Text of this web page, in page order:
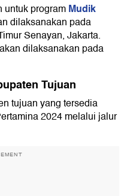
untuk programMudik
dilaksanakan pada
Senayan, Jakarta.
dilaksanakan pada
Tujuan
tujuan yang tersedia
2024 melalui jalur